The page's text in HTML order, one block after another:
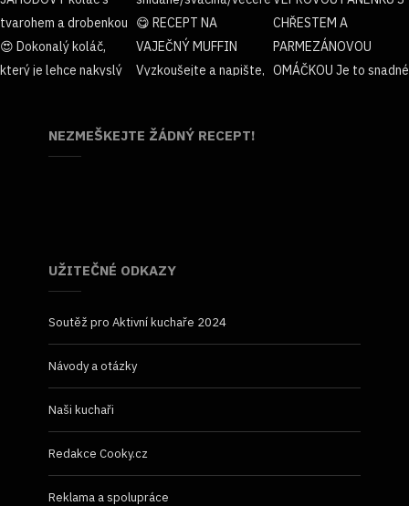
NEZMEŠKEJTE ŽÁDNÝ RECEPT!
UŽITEČNÉ ODKAZY
Soutěž pro Aktivní kuchaře 2024
Návody a otázky
Naši kuchaři
Redakce Cooky.cz
Reklama a spolupráce